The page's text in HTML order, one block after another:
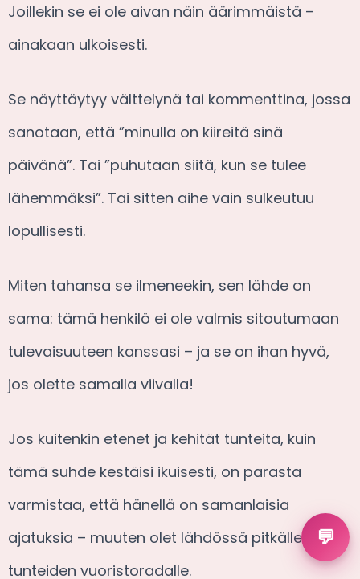
Joillekin se ei ole aivan näin äärimmäistä –
ainakaan ulkoisesti.
Se näyttäytyy välttelynä tai kommenttina, jossa
sanotaan, että ”minulla on kiireitä sinä
päivänä”. Tai ”puhutaan siitä, kun se tulee
lähemmäksi”. Tai sitten aihe vain sulkeutuu
lopullisesti.
Miten tahansa se ilmeneekin, sen lähde on
sama: tämä henkilö ei ole valmis sitoutumaan
tulevaisuuteen kanssasi – ja se on ihan hyvä,
jos olette samalla viivalla!
Jos kuitenkin etenet ja kehität tunteita, kuin
tämä suhde kestäisi ikuisesti, on parasta
varmistaa, että hänellä on samanlaisia
ajatuksia – muuten olet lähdössä pitkälle
tunteiden vuoristoradalle.
💬